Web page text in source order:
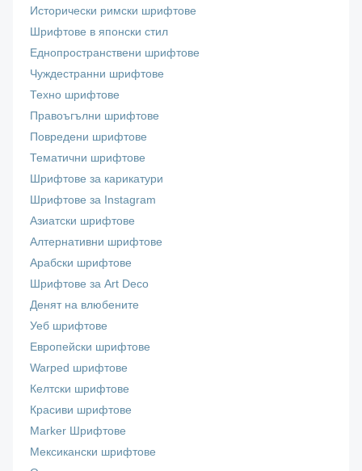
Исторически римски шрифтове
Шрифтове в японски стил
Еднопространствени шрифтове
Чуждестранни шрифтове
Техно шрифтове
Правоъгълни шрифтове
Повредени шрифтове
Тематични шрифтове
Шрифтове за карикатури
Шрифтове за Instagram
Азиатски шрифтове
Алтернативни шрифтове
Арабски шрифтове
Шрифтове за Art Deco
Денят на влюбените
Уеб шрифтове
Европейски шрифтове
Warped шрифтове
Келтски шрифтове
Красиви шрифтове
Marker Шрифтове
Мексикански шрифтове